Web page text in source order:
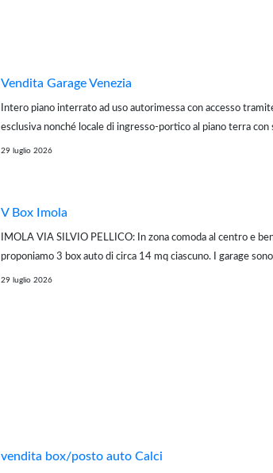
Vendita Garage Venezia
Intero piano interrato ad uso autorimessa con accesso
esclusiva nonché locale di ingresso-portico al piano terra con
collegamento con il piano interrato, facenti parte di un più
29 luglio 2026
V Box Imola
IMOLA VIA SILVIO PELLICO: In zona comoda al centro e
proponiamo 3 box auto di circa 14 mq ciascuno. I garage
interrato di un contesto residenziale, con accesso tramite
29 luglio 2026
vendita box/posto auto Calci